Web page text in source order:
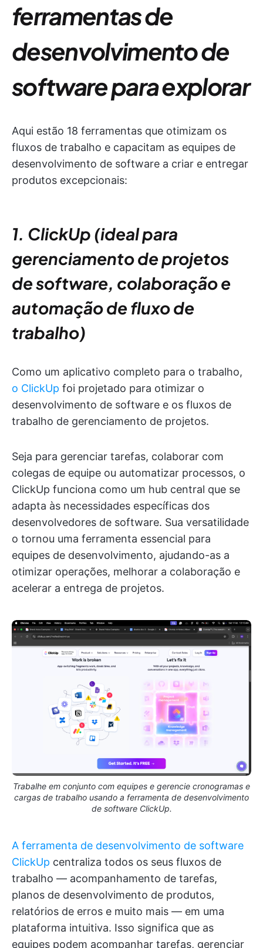
ferramentas de
desenvolvimento de
software para explorar
Aqui estão 18 ferramentas que otimizam os
fluxos de trabalho e capacitam as equipes de
desenvolvimento de software a criar e entregar
produtos excepcionais:
1. ClickUp (ideal para
gerenciamento de projetos
de software, colaboração e
automação de fluxo de
trabalho)
Como um aplicativo completo para o trabalho,
o ClickUp foi projetado para otimizar o
desenvolvimento de software e os fluxos de
trabalho de gerenciamento de projetos.
Seja para gerenciar tarefas, colaborar com
colegas de equipe ou automatizar processos, o
ClickUp funciona como um hub central que se
adapta às necessidades específicas dos
desenvolvedores de software. Sua versatilidade
o tornou uma ferramenta essencial para
equipes de desenvolvimento, ajudando-as a
otimizar operações, melhorar a colaboração e
acelerar a entrega de projetos.
Trabalhe em conjunto com equipes e gerencie cronogramas e
cargas de trabalho usando a ferramenta de desenvolvimento
de software ClickUp.
A ferramenta de desenvolvimento de software
ClickUp centraliza todos os seus fluxos de
trabalho — acompanhamento de tarefas,
planos de desenvolvimento de produtos,
relatórios de erros e muito mais — em uma
plataforma intuitiva. Isso significa que as
equipes podem acompanhar tarefas, gerenciar